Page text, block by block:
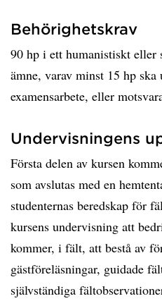
Behörighetskrav
90 hp i ett humanistiskt eller
ämne, varav minst 15 hp
examensarbete, eller
Undervisningens
Första delen av kursen
som avslutas med en
studenternas beredskap för
kursens undervisning att
kommer, i fält, att bestå av
gästföreläsningar, guidade
självständiga